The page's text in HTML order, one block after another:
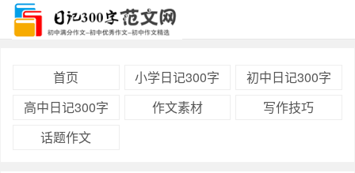
首页 小学日记300字
初中日记300字
高中日记300字
作文素材
写作技巧
话题作文